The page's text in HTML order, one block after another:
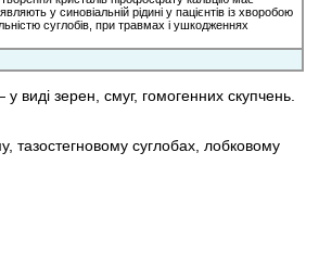
у синовіальній рідині у пацієнтів із хворобою
суглобів, при травмах і ушкодженнях
виді зерен, смуг, гомогенних скупчень.
тазостегновому суглобах, лобковому